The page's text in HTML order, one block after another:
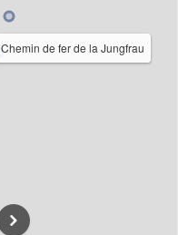
Chemin de fer de la Jungfrau